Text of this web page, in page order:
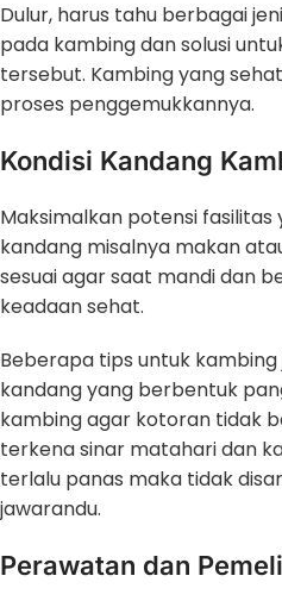
Dulur, harus tahu berbagai
pada kambing dan solusi
tersebut. Kambing yang
proses penggemukkannya.
Kondisi Kandang
Maksimalkan potensi fasilitas
kandang misalnya makan
sesuai agar saat mandi dan
keadaan sehat.
Beberapa tips untuk
kandang yang berbentuk
kambing agar kotoran tidak
terkena sinar matahari dan
terlalu panas maka tidak
jawarandu.
Perawatan dan